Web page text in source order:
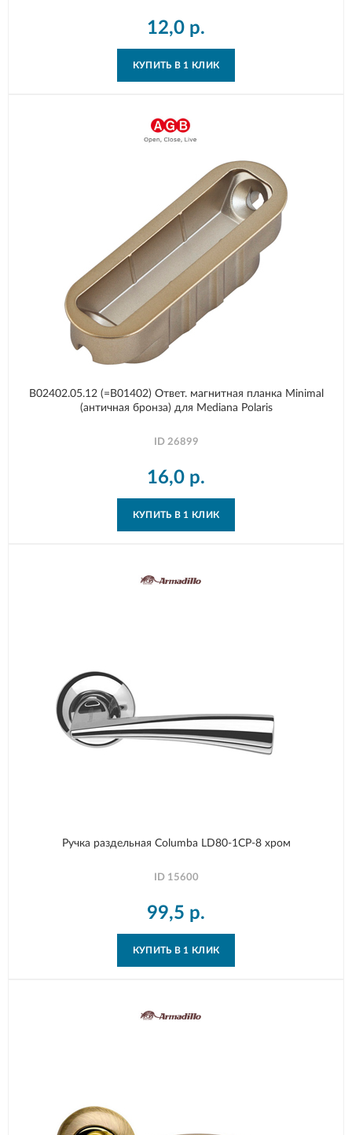
12,0 р.
КУПИТЬ В 1 КЛИК
B02402.05.12 (=B01402) Ответ. магнитная планка Minimal
(античная бронза) для Mediana Polaris
ID 26899
16,0 р.
КУПИТЬ В 1 КЛИК
Ручка раздельная Columba LD80-1CP-8 хром
ID 15600
99,5 р.
КУПИТЬ В 1 КЛИК